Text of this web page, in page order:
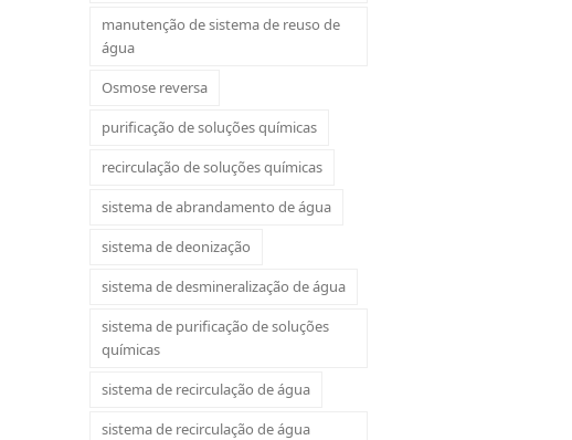
manutenção de sistema de reuso de
água
Osmose reversa
purificação de soluções químicas
recirculação de soluções químicas
sistema de abrandamento de água
sistema de deonização
sistema de desmineralização de água
sistema de purificação de soluções
químicas
sistema de recirculação de água
sistema de recirculação de água